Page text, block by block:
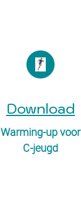
Download
Warming-up voor
C-jeugd